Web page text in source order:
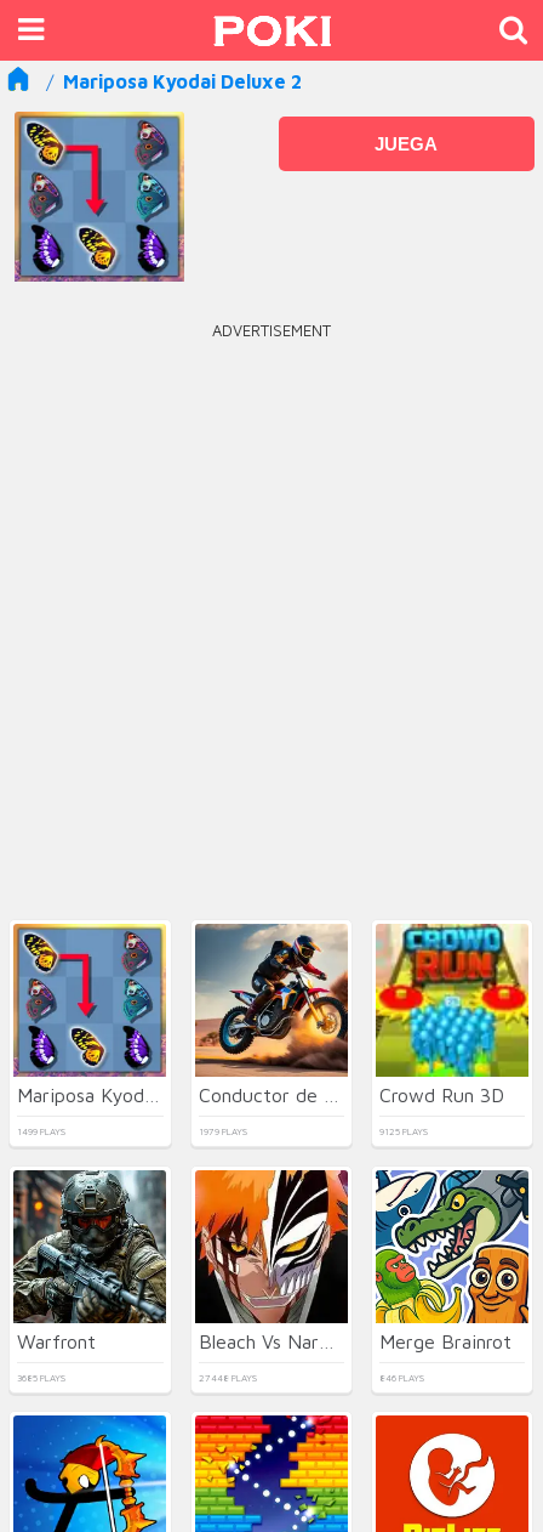
Mariposa Kyodai Deluxe 2
JUEGA
ADVERTISEMENT
1499 PLAYS 1979 PLAYS
Crowd Run 3D
9125 PLAYS
Warfront
3685 PLAYS 27448 PLAYS
Merge Brainrot
846 PLAYS